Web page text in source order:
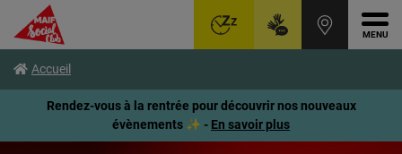
contenu
page
Accueil
Rendez-vous à la rentrée pour découvrir nos nouveaux
évènements ✨ - En savoir plus